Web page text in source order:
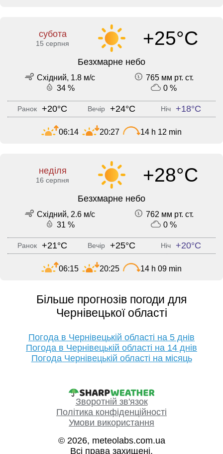
субота
15 серпня +25°C
Безхмарне небо
Східний, 1.8 м/с
765 мм рт. ст.
34 %
0 %
Ранок +20°C Вечір +24°C Ніч +18°C
06:14 20:27 14 h 12 min
неділя
16 серпня +28°C
Безхмарне небо
Східний, 2.6 м/с
762 мм рт. ст.
31 %
0 %
Ранок +21°C Вечір +25°C Ніч +20°C
06:15 20:25 14 h 09 min
Більше прогнозів погоди для
Чернівецької області
Погода в Чернівецькій області на 5 днів
Погода в Чернівецькій області на 14 днів
Погода Чернівецькій області на місяць
Зворотній зв'язок
Політика конфіденційності
Умови використання
© 2026, meteolabs.com.ua
Всі права захищені.